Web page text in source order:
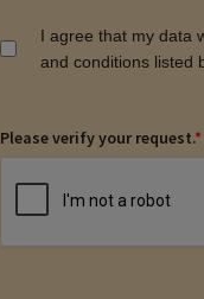
I agree that my data
and conditions listed
Please verify your request.*